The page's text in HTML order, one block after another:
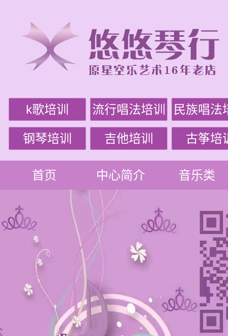
k歌培训 流行唱法培训 民族唱法
钢琴培训 吉他培训 古筝培
首页 中心简介 音乐类